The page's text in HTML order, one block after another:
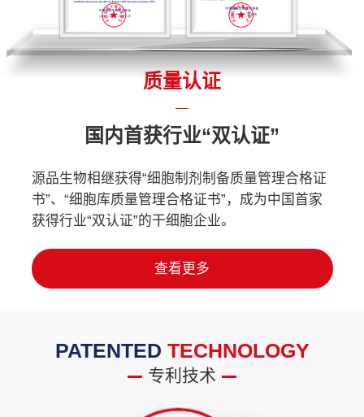
质量认证
国内首获行业“双认证”
源品生物相继获得“细胞制剂制备质量管理合格证
书”、“细胞库质量管理合格证书”，成为中国首家
获得行业“双认证”的干细胞企业。
查看更多
PATENTED TECHNOLOGY
专利技术